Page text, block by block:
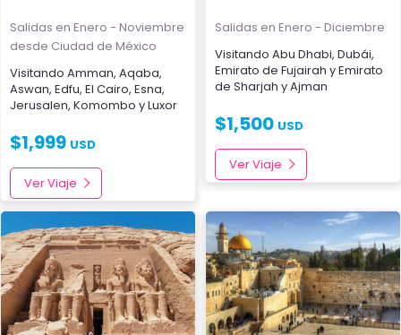
Salidas en Enero - Noviembre
desde Ciudad de México
Visitando Amman, Aqaba,
Aswan, Edfu, El Cairo, Esna,
Jerusalen, Komombo yLuxor
$1,999 USD
Ver Viaje
Salidas en Enero - Diciembre
Visitando Abu Dhabi, Dubái,
Emirato de Fujairah yEmirato
de Sharjah y Ajman
$1,500 USD
Ver Viaje